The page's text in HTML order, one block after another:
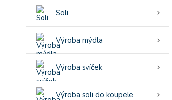
Soli
Výroba mýdla
Výroba svíček
Výroba soli do koupele